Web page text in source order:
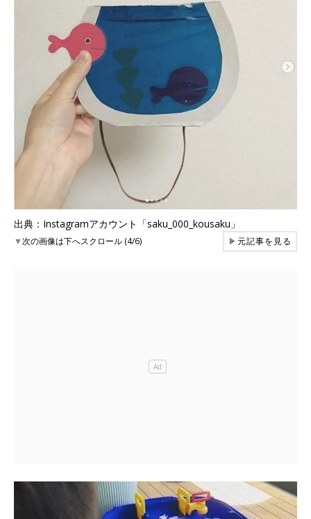
出典：Instagramアカウント「saku_000_kousaku」
▼次の画像は下へスクロール (4/6) ▶元記事を見る